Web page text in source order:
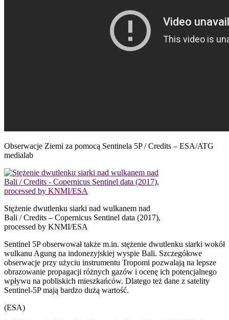
Obserwacje Ziemi za pomocą Sentinela 5P / Credits – ESA/ATG
medialab
Stężenie dwutlenku siarki nad wulkanem nad
Bali / Credits – Copernicus Sentinel data (2017),
processed by KNMI/ESA
Sentinel 5P obserwował także m.in. stężenie dwutlenku siarki wokół
wulkanu Agung na indonezyjskiej wyspie Bali. Szczegółowe
obserwacje przy użyciu instrumentu Tropomi pozwalają na lepsze
obrazowanie propagacji różnych gazów i ocenę ich potencjalnego
wpływu na pobliskich mieszkańców. Dlatego też dane z satelity
Sentinel-5P mają bardzo dużą wartość.
(ESA)